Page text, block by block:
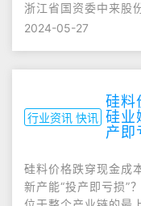
浙江省国资委中来股
2024-05-27
行业资讯 快讯
硅料
硅业
产即
硅料价格跌穿现金成
新产能“投产即亏损”